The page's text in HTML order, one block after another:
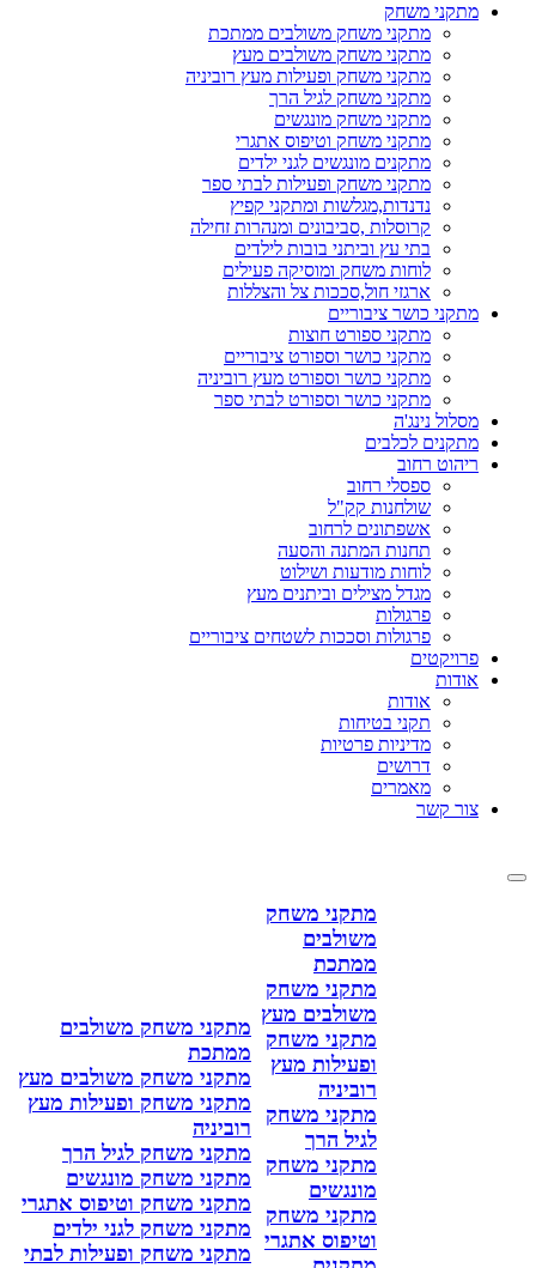
מתקני משחק
מתקני משחק משולבים ממתכת
מתקני משחק משולבים מעץ
מתקני משחק ופעילות מעץ רוביניה
מתקני משחק לגיל הרך
מתקני משחק מונגשים
מתקני משחק וטיפוס אתגרי
מתקנים מונגשים לגני ילדים
מתקני משחק ופעילות לבתי ספר
נדנדות,מגלשות ומתקני קפיץ
קרוסלות ,סביבונים ומנהרות זחילה
בתי עץ וביתני בובות לילדים
לוחות משחק ומוסיקה פעילים
ארגזי חול,סככות צל והצללות
מתקני כושר ציבוריים
מתקני ספורט חוצות
מתקני כושר וספורט ציבוריים
מתקני כושר וספורט מעץ רוביניה
מתקני כושר וספורט לבתי ספר
מסלול נינג'ה
מתקנים לכלבים
ריהוט רחוב
ספסלי רחוב
שולחנות קק"ל
אשפתונים לרחוב
תחנות המתנה והסעה
לוחות מודעות ושילוט
מגדל מצילים וביתנים מעץ
פרגולות
פרגולות וסככות לשטחים ציבוריים
פרויקטים
אודות
אודות
תקני בטיחות
מדיניות פרטיות
דרושים
מאמרים
צור קשר
מתקני משחק
משולבים
ממתכת
מתקני משחק
משולבים מעץ
מתקני משחק
ופעילות מעץ
רוביניה
מתקני משחק
לגיל הרך
מתקני משחק
מונגשים
מתקני משחק
וטיפוס אתגרי
מתקני משחק משולבים
ממתכת
מתקני משחק משולבים מעץ
מתקני משחק ופעילות מעץ
רוביניה
מתקני משחק לגיל הרך
מתקני משחק מונגשים
מתקני משחק וטיפוס אתגרי
מתקני משחק לגני ילדים
מתקני משחק ופעילות לבתי